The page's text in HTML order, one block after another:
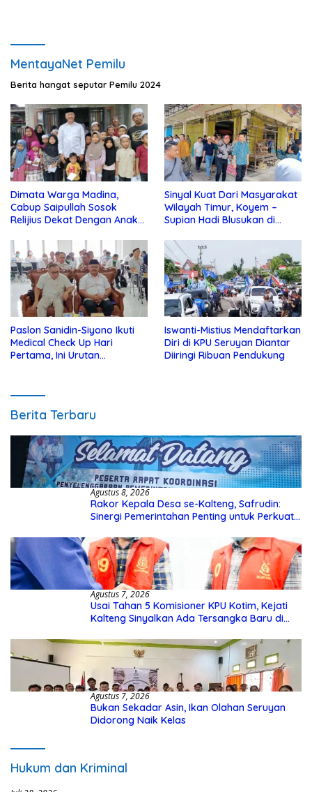
MentayaNet Pemilu
Berita hangat seputar Pemilu 2024
Dimata Warga Madina,
Cabup Saipullah Sosok
Relijius Dekat Dengan Anak
Sinyal Kuat Dari Masyarakat
Wilayah Timur, Koyem –
Supian Hadi Blusukan di
Paslon Sanidin-Siyono Ikuti
Medical Check Up Hari
Pertama, Ini Urutan
Iswanti-Mistius Mendaftarkan
Diri di KPU Seruyan Diantar
Diiringi Ribuan Pendukung
Berita Terbaru
Agustus 8, 2026
Rakor Kepala Desa se-Kalteng, Safrudin:
Sinergi Pemerintahan Penting untuk Perkuat
Agustus 7, 2026
Usai Tahan 5 Komisioner KPU Kotim, Kejati
Kalteng Sinyalkan Ada Tersangka Baru di
Agustus 7, 2026
Bukan Sekadar Asin, Ikan Olahan Seruyan
Didorong Naik Kelas
Hukum dan Kriminal